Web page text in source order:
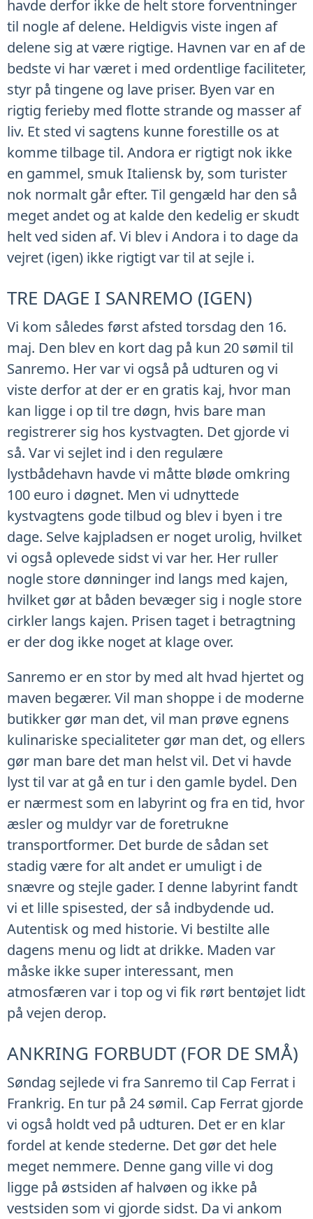
havde derfor ikke de helt store forventninger
til nogle af delene. Heldigvis viste ingen af
delene sig at være rigtige. Havnen var en af de
bedste vi har været i med ordentlige faciliteter,
styr på tingene og lave priser. Byen var en
rigtig ferieby med flotte strande og masser af
liv. Et sted vi sagtens kunne forestille os at
komme tilbage til. Andora er rigtigt nok ikke
en gammel, smuk Italiensk by, som turister
nok normalt går efter. Til gengæld har den så
meget andet og at kalde den kedelig er skudt
helt ved siden af. Vi blev i Andora i to dage da
vejret (igen) ikke rigtigt var til at sejle i.
TRE DAGE I SANREMO (IGEN)
Vi kom således først afsted torsdag den 16.
maj. Den blev en kort dag på kun 20 sømil til
Sanremo. Her var vi også på udturen og vi
viste derfor at der er en gratis kaj, hvor man
kan ligge i op til tre døgn, hvis bare man
registrerer sig hos kystvagten. Det gjorde vi
så. Var vi sejlet ind i den regulære
lystbådehavn havde vi måtte bløde omkring
100 euro i døgnet. Men vi udnyttede
kystvagtens gode tilbud og blev i byen i tre
dage. Selve kajpladsen er noget urolig, hvilket
vi også oplevede sidst vi var her. Her ruller
nogle store dønninger ind langs med kajen,
hvilket gør at båden bevæger sig i nogle store
cirkler langs kajen. Prisen taget i betragtning
er der dog ikke noget at klage over.
Sanremo er en stor by med alt hvad hjertet og
maven begærer. Vil man shoppe i de moderne
butikker gør man det, vil man prøve egnens
kulinariske specialiteter gør man det, og ellers
gør man bare det man helst vil. Det vi havde
lyst til var at gå en tur i den gamle bydel. Den
er nærmest som en labyrint og fra en tid, hvor
æsler og muldyr var de foretrukne
transportformer. Det burde de sådan set
stadig være for alt andet er umuligt i de
snævre og stejle gader. I denne labyrint fandt
vi et lille spisested, der så indbydende ud.
Autentisk og med historie. Vi bestilte alle
dagens menu og lidt at drikke. Maden var
måske ikke super interessant, men
atmosfæren var i top og vi fik rørt bentøjet lidt
på vejen derop.
ANKRING FORBUDT (FOR DE SMÅ)
Søndag sejlede vi fra Sanremo til Cap Ferrat i
Frankrig. En tur på 24 sømil. Cap Ferrat gjorde
vi også holdt ved på udturen. Det er en klar
fordel at kende stederne. Det gør det hele
meget nemmere. Denne gang ville vi dog
ligge på østsiden af halvøen og ikke på
vestsiden som vi gjorde sidst. Da vi ankom